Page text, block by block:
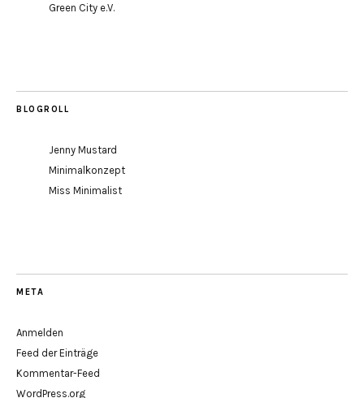
Green City e.V.
BLOGROLL
Jenny Mustard
Minimalkonzept
Miss Minimalist
META
Anmelden
Feed der Einträge
Kommentar-Feed
WordPress.org